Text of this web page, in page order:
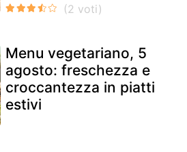
Menu vegetariano, 5
agosto: freschezza e
croccantezza in piatti
estivi